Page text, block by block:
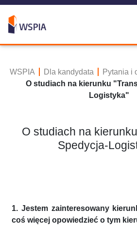
WSPIA Dla kandydata
Pytania i
O studiach na kierunku
Logistyka"
O studiach na
Spedycja-
1. Jestem zainteresowany
coś więcej opowiedzieć o tym